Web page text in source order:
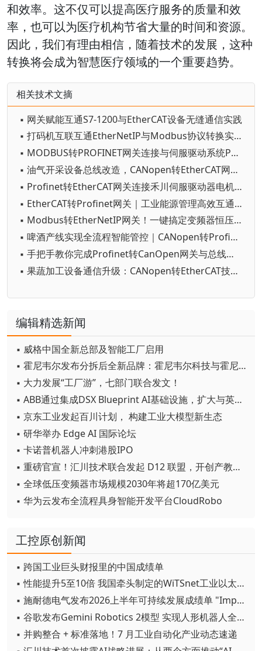
和效率。这不仅可以提高医疗服务的质量和效
率，也可以为医疗机构节省大量的时间和资源。
因此，我们有理由相信，随着技术的发展，这种
转换将会成为智慧医疗领域的一个重要趋势。
相关技术文摘
▪ 网关赋能互通S7-1200与EtherCAT设备无缝通信实践
▪ 打码机互联互通EtherNetIP与Modbus协议转换实践
▪ MODBUS转PROFINET网关连接与伺服驱动系统PLC的配置
▪ 油气开采设备总线改造，CANopen转EtherCAT网关作用详解
▪ Profinet转EtherCAT网关连接禾川伺服驱动器电机配置案例
▪ EtherCAT转Profinet网关｜工业能源管理高效互通设备
▪ Modbus转EtherNetIP网关！一键搞定变频器恒压供水全套方案
▪ 啤酒产线实现全流程智能管控｜CANopen转Profinet实战
▪ 手把手教你完成Profinet转CanOpen网关与总线伺服的无缝对接
▪ 果蔬加工设备通信升级：CANopen转EtherCAT技术落地指南
编辑精选新闻
▪ 威格中国全新总部及智能工厂启用
▪ 霍尼韦尔发布分拆后全新品牌：霍尼韦尔科技与霍尼韦尔航空航天
▪ 大力发展“工厂游”，七部门联合发文！
▪ ABB通过集成DSX Blueprint AI基础设施，扩大与英伟达的合作
▪ 京东工业发起百川计划， 构建工业大模型新生态
▪ 研华举办 Edge AI 国际论坛
▪ 卡诺普机器人冲刺港股IPO
▪ 重磅官宣！汇川技术联合发起 D12 联盟，开创产教融合新范式
▪ 全球低压变频器市场规模2030年将超170亿美元
▪ 华为云发布全流程具身智能开发平台CloudRobo
工控原创新闻
▪ 跨国工业巨头财报里的中国成绩单
▪ 性能提升5至10倍 我国牵头制定的WiTSnet工业以太网国际标准正式发布
▪ 施耐德电气发布2026上半年可持续发展成绩单 "Impact 2030"路线图开局稳健
▪ 谷歌发布Gemini Robotics 2模型 实现人形机器人全身智能控制突破
▪ 并购整合 + 标准落地！7 月工业自动化产业动态速递